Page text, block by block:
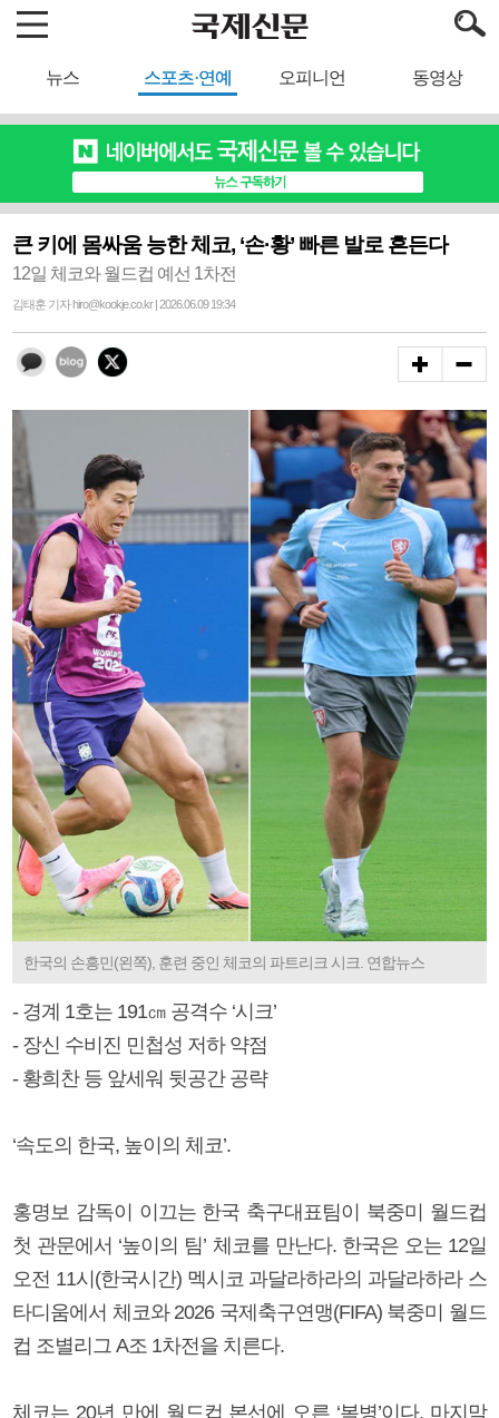
뉴스 스포츠·연예 오피니언 동영상
큰 키에 몸싸움 능한 체코, ‘손·황’ 빠른 발로 흔든다
12일 체코와 월드컵 예선 1차전
김태훈 기자 hiro@kookje.co.kr | 2026.06.09 19:34
한국의 손흥민(왼쪽), 훈련 중인 체코의 파트리크 시크. 연합뉴스
- 경계 1호는 191㎝ 공격수 ‘시크’
- 장신 수비진 민첩성 저하 약점
- 황희찬 등 앞세워 뒷공간 공략
‘속도의 한국, 높이의 체코’.
홍명보 감독이 이끄는 한국 축구대표팀이 북중미 월드컵
첫 관문에서 ‘높이의 팀’ 체코를 만난다. 한국은 오는 12일
오전 11시(한국시간) 멕시코 과달라하라의 과달라하라 스
타디움에서 체코와 2026 국제축구연맹(FIFA) 북중미 월드
컵 조별리그 A조 1차전을 치른다.
체코는 20년 만에 월드컵 본선에 오른 ‘복병’이다. 마지막